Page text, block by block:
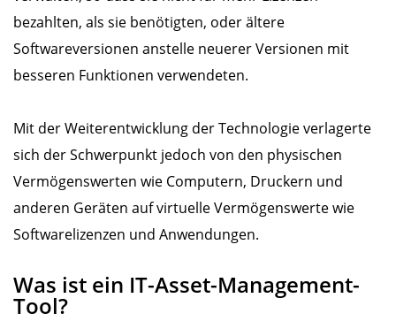
bezahlten, als sie benötigten, oder ältere
Softwareversionen anstelle neuerer Versionen mit
besseren Funktionen verwendeten.
Mit der Weiterentwicklung der Technologie verlagerte
sich der Schwerpunkt jedoch von den physischen
Vermögenswerten wie Computern, Druckern und
anderen Geräten auf virtuelle Vermögenswerte wie
Softwarelizenzen und Anwendungen.
Was ist ein IT-Asset-Management-
Tool?